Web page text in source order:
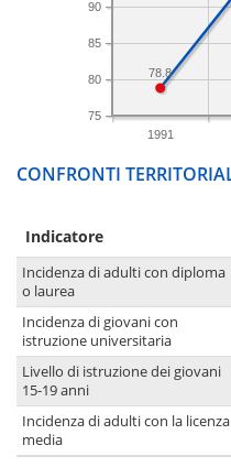
1991
75
80
85
90
78.8
CONFRONTI
Indicatore
Incidenza di adulti con diploma
o laurea
Incidenza di giovani con
istruzione universitaria
Livello di istruzione dei giovani
15-19 anni
Incidenza di adulti con la licenza
media